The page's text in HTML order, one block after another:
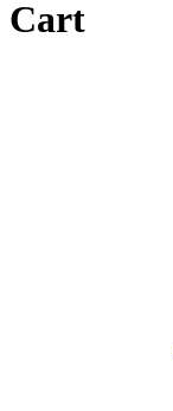
Cart